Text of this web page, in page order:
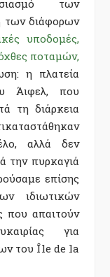
των
διάφορων
υποδομές,
ποταμών,
η πλατεία
Άιφελ, που
τη διάρκεια
αλλά δεν
την πυρκαγιά
επίσης
ιδιωτικών
που απαιτούν
για
του Île de la